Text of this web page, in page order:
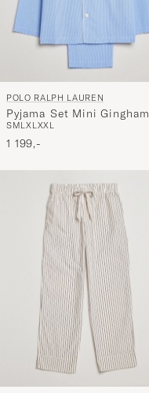
POLO RALPH LAUREN
Pyjama Set Mini Gingham
Blue
SMLXLXXL
1 199,-